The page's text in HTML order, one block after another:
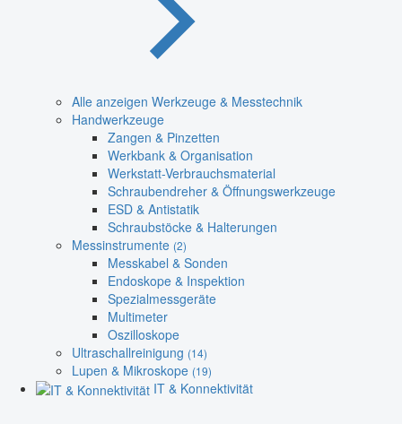
Alle anzeigen Werkzeuge & Messtechnik
Handwerkzeuge
Zangen & Pinzetten
Werkbank & Organisation
Werkstatt-Verbrauchsmaterial
Schraubendreher & Öffnungswerkzeuge
ESD & Antistatik
Schraubstöcke & Halterungen
Messinstrumente (2)
Messkabel & Sonden
Endoskope & Inspektion
Spezialmessgeräte
Multimeter
Oszilloskope
Ultraschallreinigung (14)
Lupen & Mikroskope (19)
IT & Konnektivität